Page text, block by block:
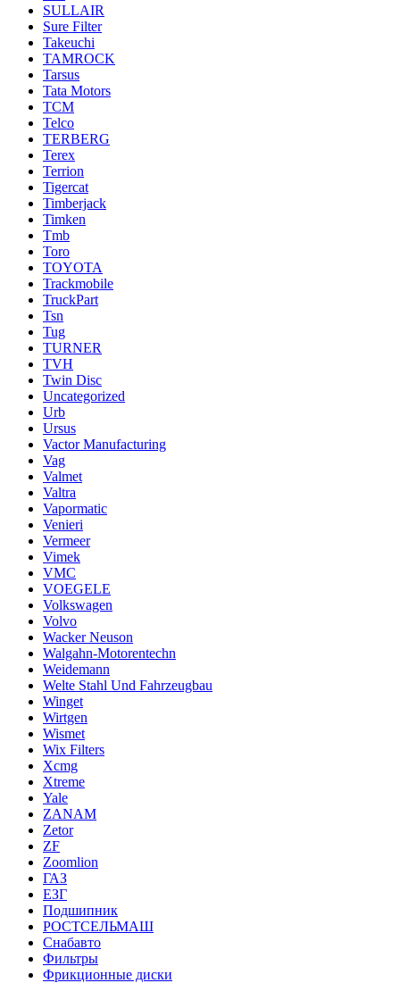
SULLAIR
Sure Filter
Takeuchi
TAMROCK
Tarsus
Tata Motors
TCM
Telco
TERBERG
Terex
Terrion
Tigercat
Timberjack
Timken
Tmb
Toro
TOYOTA
Trackmobile
TruckPart
Tsn
Tug
TURNER
TVH
Twin Disc
Uncategorized
Urb
Ursus
Vactor Manufacturing
Vag
Valmet
Valtra
Vapormatic
Venieri
Vermeer
Vimek
VMC
VOEGELE
Volkswagen
Volvo
Wacker Neuson
Walgahn-Motorentechn
Weidemann
Welte Stahl Und Fahrzeugbau
Winget
Wirtgen
Wismet
Wix Filters
Xcmg
Xtreme
Yale
ZANAM
Zetor
ZF
Zoomlion
ГАЗ
ЕЗГ
Подшипник
РОСТСЕЛЬМАШ
Снабавто
Фильтры
Фрикционные диски